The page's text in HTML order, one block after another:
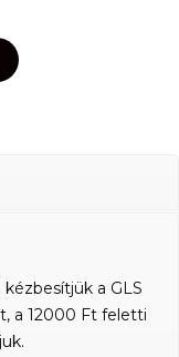
a GLS
a 12000 Ft feletti